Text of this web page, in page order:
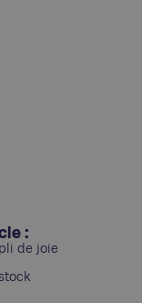
:
de joie